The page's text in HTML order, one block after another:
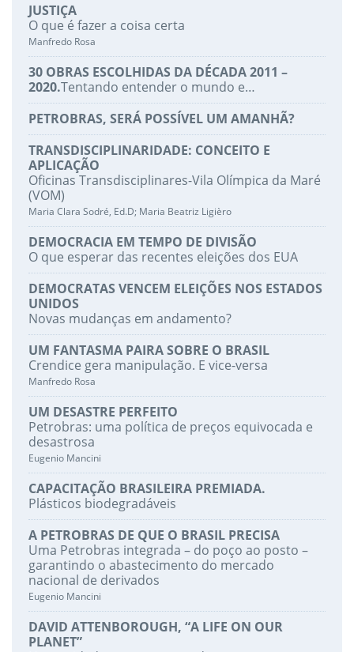
JUSTIÇA
O que é fazer a coisa certa
Manfredo Rosa
30 OBRAS ESCOLHIDAS DA DÉCADA 2011 –
2020.Tentando entender o mundo e…
PETROBRAS, SERÁ POSSÍVEL UM AMANHÃ?
TRANSDISCIPLINARIDADE: CONCEITO E
APLICAÇÃO
Oficinas Transdisciplinares-Vila Olímpica da Maré
(VOM)
Maria Clara Sodré, Ed.D; Maria Beatriz Ligièro
DEMOCRACIA EM TEMPO DE DIVISÃO
O que esperar das recentes eleições dos EUA
DEMOCRATAS VENCEM ELEIÇÕES NOS ESTADOS
UNIDOS
Novas mudanças em andamento?
UM FANTASMA PAIRA SOBRE O BRASIL
Crendice gera manipulação. E vice-versa
Manfredo Rosa
UM DESASTRE PERFEITO
Petrobras: uma política de preços equivocada e
desastrosa
Eugenio Mancini
CAPACITAÇÃO BRASILEIRA PREMIADA.
Plásticos biodegradáveis
A PETROBRAS DE QUE O BRASIL PRECISA
Uma Petrobras integrada – do poço ao posto –
garantindo o abastecimento do mercado
nacional de derivados
Eugenio Mancini
DAVID ATTENBOROUGH, “A LIFE ON OUR
PLANET”